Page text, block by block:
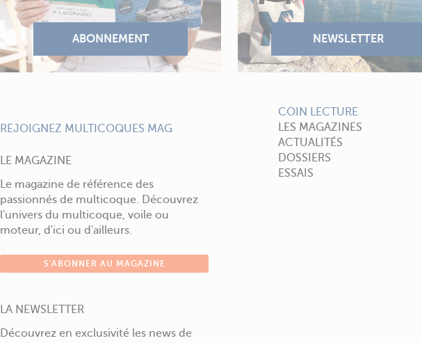
REJOIGNEZ MULTICOQUES MAG
LE MAGAZINE
Le magazine de référence des
passionnés de multicoque. Découvrez
l'univers du multicoque, voile ou
moteur, d'ici ou d'ailleurs.
S'ABONNER AU MAGAZINE
LA NEWSLETTER
Découvrez en exclusivité les news de
COIN LECTURE
LES MAGAZINES
ACTUALITÉS
DOSSIERS
ESSAIS